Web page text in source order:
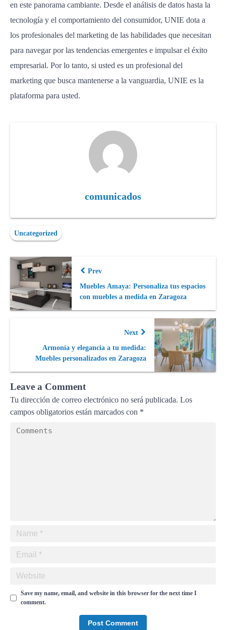
en este panorama cambiante. Desde el análisis de datos hasta la
tecnología y el comportamiento del consumidor, UNIE dota a
los profesionales del marketing de las habilidades que necesitan
para navegar por las tendencias emergentes e impulsar el éxito
empresarial. Por lo tanto, si usted es un profesional del
marketing que busca mantenerse a la vanguardia, UNIE es la
plataforma para usted.
comunicados
Uncategorized
Prev
Muebles Amaya: Personaliza tus espacios
con muebles a medida en Zaragoza
Next
Armonía y elegancia a tu medida:
Muebles personalizados en Zaragoza
Leave a Comment
Tu dirección de correo electrónico no será publicada. Los
campos obligatorios están marcados con *
Save my name, email, and website in this browser for the next time I